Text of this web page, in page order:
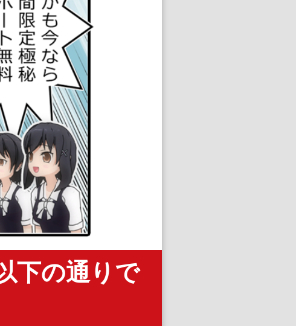
下の通りで